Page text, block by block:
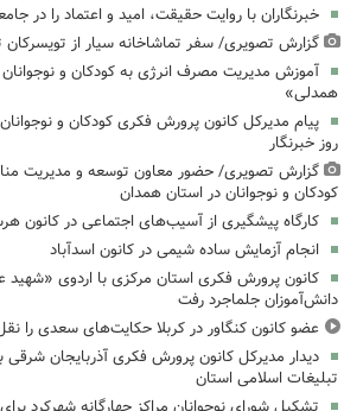
خبرنگاران با روایت حقیقت، امید و اعتماد را در
گزارش تصویری/ سفر تماشاخانه سیار از تویسرکان
همدلی»
پیام مدیرکل کانون پرورش فکری کودکان و
روز خبرنگار
گزارش تصویری/ حضور معاون توسعه و مدیریت
کودکان و نوجوانان در استان همدان
کارگاه پیشگیری از آسیب‌های اجتماعی در کانون
انجام آزمایش ساده شیمی در کانون اسدآباد
کانون پرورش فکری استان مرکزی با اردوی «شهید
دانش‌آموزان جلماجرد رفت
عضو کانون کنگاور در کربلا حکایت‌های سعدی را
دیدار مدیرکل کانون پرورش فکری آذربایجان
تبلیغات اسلامی استان